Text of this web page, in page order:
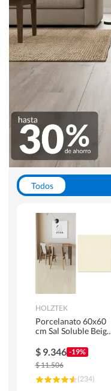
Todos
WC y Sanitarios
Pinturas
HOLZTEK
Porcelanato 60x60
cm Sal Soluble Beige
$ 9.346 -19%
$11.506
(234)